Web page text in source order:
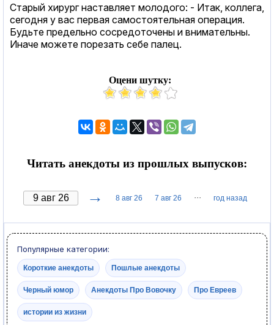
Старый хирург наставляет молодого: - Итак, коллега,
сегодня у вас первая самостоятельная операция.
Будьте предельно сосредоточены и внимательны.
Иначе можете порезать себе палец.
Оцени шутку:
Читать анекдоты из прошлых выпусков:
→ 8 авг 26 7 авг 26 ··· год назад
Популярные категории:
Короткие анекдоты Пошлые анекдоты
Черный юмор Анекдоты Про Вовочку Про Евреев
истории из жизни